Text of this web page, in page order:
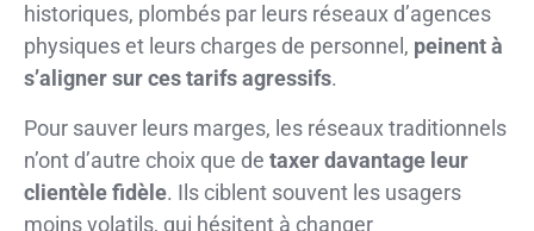
historiques, plombés par leurs réseaux d’agences
physiques et leurs charges de personnel, peinent à
s’aligner sur ces tarifs agressifs.
Pour sauver leurs marges, les réseaux traditionnels
n’ont d’autre choix que de taxer davantage leur
clientèle fidèle. Ils ciblent souvent les usagers
moins volatils, qui hésitent à changer